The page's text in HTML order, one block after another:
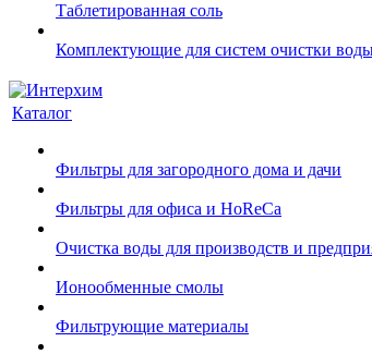
Таблетированная соль
Комплектующие для систем очистки
Каталог
Фильтры для загородного дома и дачи
Фильтры для офиса и HoReCa
Очистка воды для производств и
Ионообменные смолы
Фильтрующие материалы